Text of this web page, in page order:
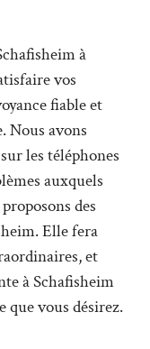
à
vos
fiable et
Nous avons
les téléphones
auxquels
des
Elle fera
et
à Schafisheim
que vous désirez.